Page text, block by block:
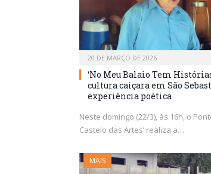
20 DE MARÇO DE 2026
‘No Meu Balaio Tem
cultura caiçara em São
experiência poética
Neste domingo (22/3), às 16h, o
Castelo das Artes’ realiza a…
MAIS